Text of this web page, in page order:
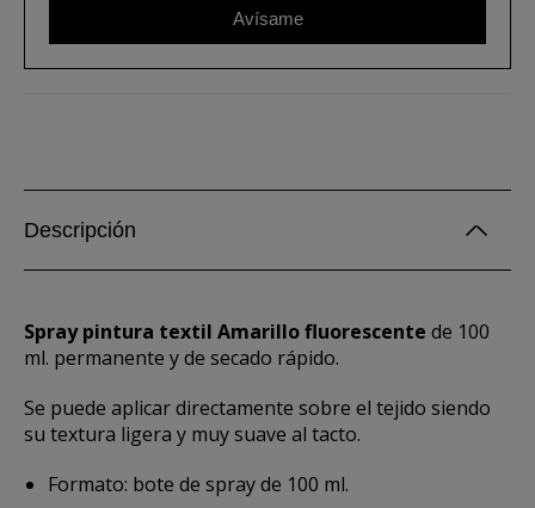
Avísame
Descripción
Spray pintura textil Amarillo fluorescente de 100
ml. permanente y de secado rápido.
Se puede aplicar directamente sobre el tejido siendo
su textura ligera y muy suave al tacto.
Formato: bote de spray de 100 ml.